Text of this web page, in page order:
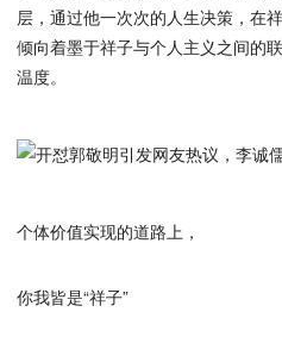
层，通过他一次次的人生决策，在
倾向着墨于祥子与个人主义之间的
温度。
个体价值实现的道路上，
你我皆是“祥子”